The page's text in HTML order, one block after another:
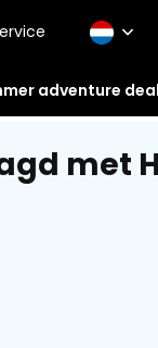
adventure
met